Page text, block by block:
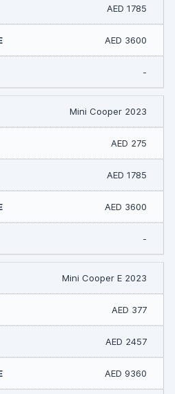
AED 1785
AED 3600
-
Mini Cooper 2023
AED 275
AED 1785
AED 3600
-
Mini Cooper E 2023
AED 377
AED 2457
AED 9360